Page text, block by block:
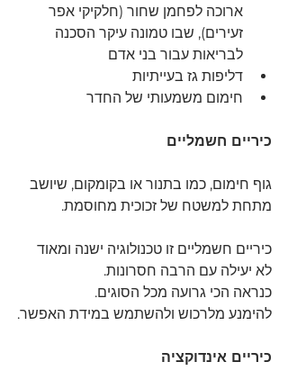
ארוכה לפחמן שחור (חלקיקי אפר
זעירים), שבו טמונה עיקר הסכנה
לבריאות עבור בני אדם
דליפות גז בעייתיות
חימום משמעותי של החדר
כיריים חשמליים
גוף חימום, כמו בתנור או בקומקום, שיושב
מתחת למשטח של זכוכית מחוסמת.
כיריים חשמליים זו טכנולוגיה ישנה ומאוד
לא יעילה עם הרבה חסרונות.
כנראה הכי גרועה מכל הסוגים.
להימנע מלרכוש ולהשתמש במידת האפשר.
כיריים אינדוקציה